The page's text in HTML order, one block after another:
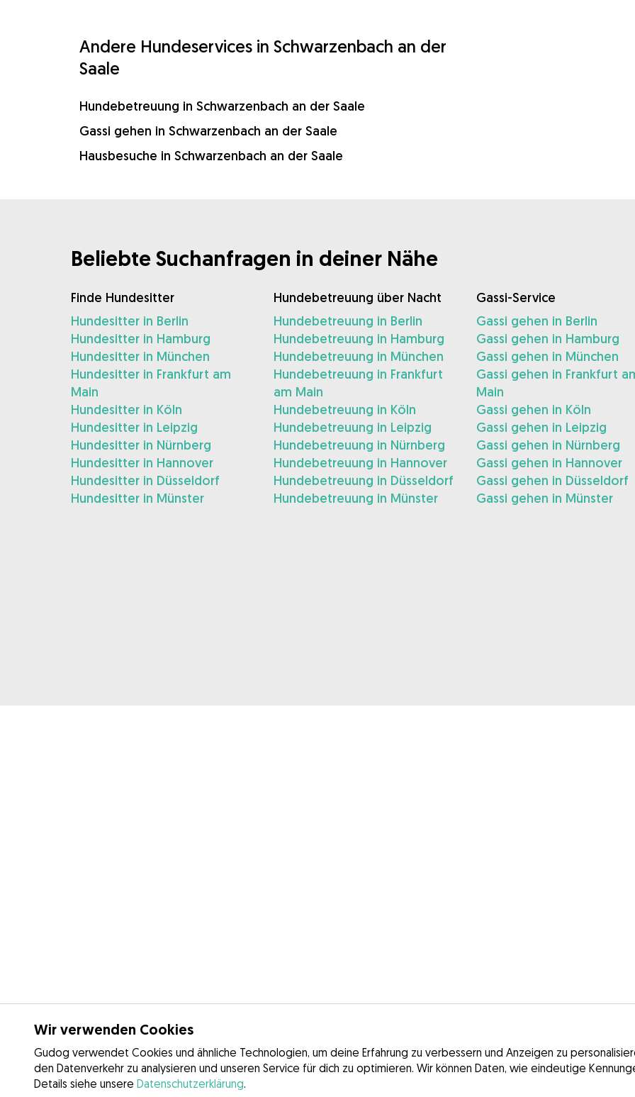
Andere Hundeservices in Schwarzenbach an der
Saale
Hundebetreuung in Schwarzenbach an der Saale
Gassi gehen in Schwarzenbach an der Saale
Hausbesuche in Schwarzenbach an der Saale
Wir verwenden Cookies
Gudog verwendet Cookies und ähnliche Technologien, um deine Erfahrung zu verbessern und Anzeigen zu
den Datenverkehr zu analysieren und unseren Service für dich zu optimieren. Wir können Daten, wie eindeutige
Details siehe unsere Datenschutzerklärung.
Beliebte Suchanfragen in deiner Nähe
Finde Hundesitter
Hundesitter in Berlin
Hundesitter in Hamburg
Hundesitter in München
Hundesitter in Frankfurt am
Main
Hundesitter in Köln
Hundesitter in Leipzig
Hundesitter in Nürnberg
Hundesitter in Hannover
Hundesitter in Düsseldorf
Hundesitter in Münster
Hundebetreuung über Nacht
Hundebetreuung in Berlin
Hundebetreuung in Hamburg
Hundebetreuung in München
Hundebetreuung in Frankfurt
am Main
Hundebetreuung in Köln
Hundebetreuung in Leipzig
Hundebetreuung in Nürnberg
Hundebetreuung in Hannover
Hundebetreuung in Düsseldorf
Hundebetreuung in Münster
Gassi-Service
Gassi gehen in Berlin
Gassi gehen in Hamburg
Gassi gehen in München
Gassi gehen in Frankfurt
Main
Gassi gehen in Köln
Gassi gehen in Leipzig
Gassi gehen in Nürnberg
Gassi gehen in Hannover
Gassi gehen in Düsseldorf
Gassi gehen in Münster